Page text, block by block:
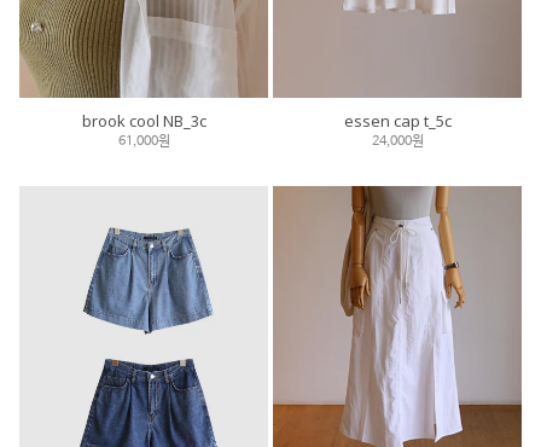
brook cool NB_3c
61,000원
essen cap t_5c
24,000원